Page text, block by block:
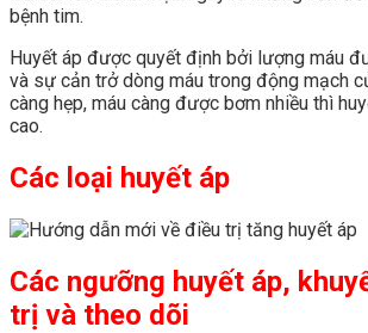
bệnh tim.
Huyết áp được quyết định bởi lượng máu
và sự cản trở dòng máu trong động mạch
càng hẹp, máu càng được bơm nhiều thì
cao.
Các loại huyết áp
Các ngưỡng huyết áp,
trị và theo dõi